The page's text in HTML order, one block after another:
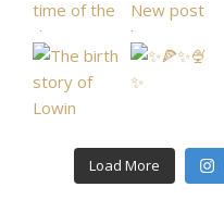
Load More